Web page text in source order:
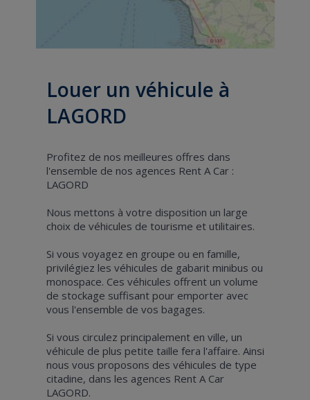
Louer un véhicule à
LAGORD
Profitez de nos meilleures offres dans
l'ensemble de nos agences Rent A Car :
LAGORD
Nous mettons à votre disposition un large
choix de véhicules de tourisme et utilitaires.
Si vous voyagez en groupe ou en famille,
privilégiez les véhicules de gabarit minibus ou
monospace. Ces véhicules offrent un volume
de stockage suffisant pour emporter avec
vous l'ensemble de vos bagages.
Si vous circulez principalement en ville, un
véhicule de plus petite taille fera l'affaire. Ainsi
nous vous proposons des véhicules de type
citadine, dans les agences Rent A Car
LAGORD.